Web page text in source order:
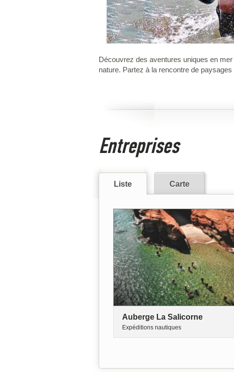
Découvrez des aventures uniques en
nature. Partez à la rencontre de
Entreprises
Liste Carte
Auberge La Salicorne
Expéditions nautiques